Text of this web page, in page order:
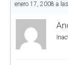
enero 17, 2008 a